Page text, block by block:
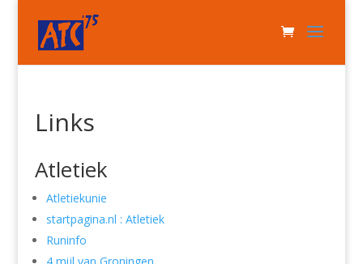
Links
Atletiek
Atletiekunie
startpagina.nl : Atletiek
Runinfo